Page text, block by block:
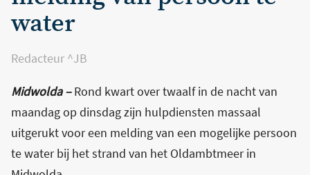
water
Redacteur ^JB
Midwolda – Rond kwart over twaalf in de nacht van
maandag op dinsdag zijn hulpdiensten massaal
uitgerukt voor een melding van een mogelijke persoon
te water bij het strand van het Oldambtmeer in